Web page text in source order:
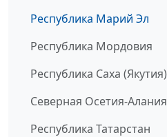
Республика Марий Эл
Республика Мордовия
Республика Саха (Якутия)
Северная Осетия-Алания
Республика Татарстан